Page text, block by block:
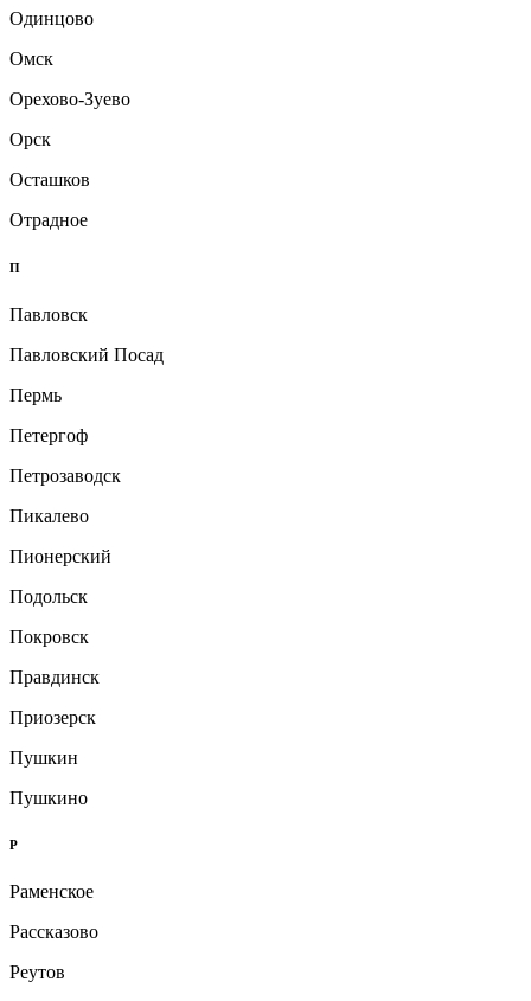
Одинцово
Омск
Орехово-Зуево
Орск
Осташков
Отрадное
П
Павловск
Павловский Посад
Пермь
Петергоф
Петрозаводск
Пикалево
Пионерский
Подольск
Покровск
Правдинск
Приозерск
Пушкин
Пушкино
Р
Раменское
Рассказово
Реутов